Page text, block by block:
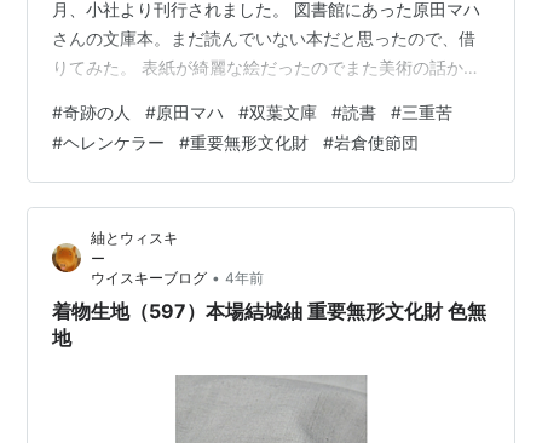
月、小社より刊行されました。 図書館にあった原田マハ
さんの文庫本。まだ読んでいない本だと思ったので、借
りてみた。 表紙が綺麗な絵だったのでまた美術の話かな
た。そう、あのヘレンケラーとサリヴァン先生のお話
が、時空を超えて日本でのフィクションとして描かれて
いる。 本の裏の説明には、”アメリカ留学帰りの去場安
（さりばあん）のもとに伊藤博文から手紙が届いた。
「盲目で、耳が聞こえず、口も聞けない少女」が青森県
弘前の名家にいるという。明治20…
#奇跡の人 #原田マハ #双葉文庫 #読書 #三重苦
#ヘレンケラー #重要無形文化財 #岩倉使節団
紬とウィスキ
ウイスキーブログ • 4年前
着物生地（597）本場結城紬 重要無形文化財 色無
地